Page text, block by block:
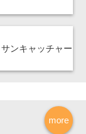
ンキャッチャー
more